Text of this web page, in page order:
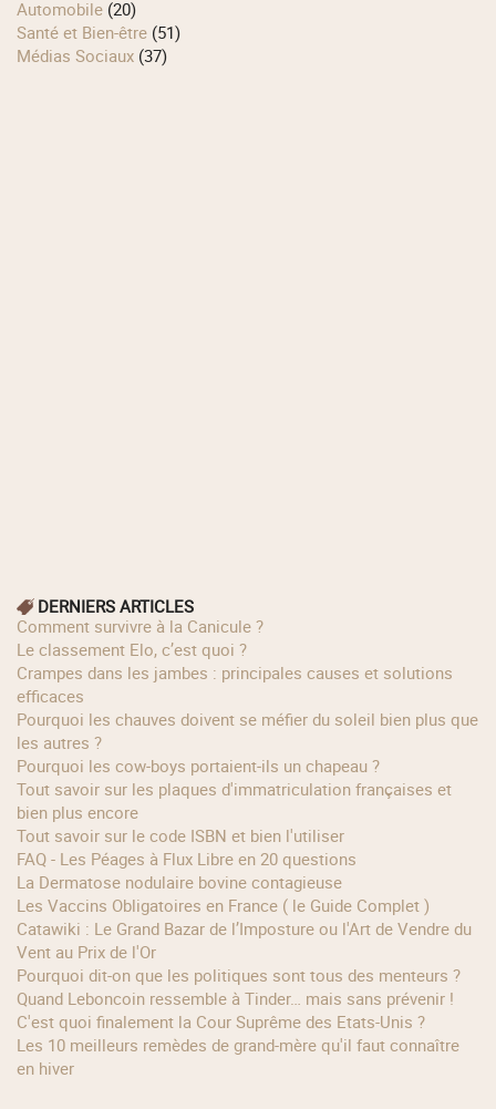
Automobile (20)
Santé et Bien-être (51)
Médias Sociaux (37)
DERNIERS ARTICLES
Comment survivre à la Canicule ?
Le classement Elo, c’est quoi ?
Crampes dans les jambes : principales causes et solutions
efficaces
Pourquoi les chauves doivent se méfier du soleil bien plus que
les autres ?
Pourquoi les cow‑boys portaient‑ils un chapeau ?
Tout savoir sur les plaques d'immatriculation françaises et
bien plus encore
Tout savoir sur le code ISBN et bien l'utiliser
FAQ - Les Péages à Flux Libre en 20 questions
La Dermatose nodulaire bovine contagieuse
Les Vaccins Obligatoires en France ( le Guide Complet )
Catawiki : Le Grand Bazar de l’Imposture ou l'Art de Vendre du
Vent au Prix de l'Or
Pourquoi dit-on que les politiques sont tous des menteurs ?
Quand Leboncoin ressemble à Tinder… mais sans prévenir !
C'est quoi finalement la Cour Suprême des Etats-Unis ?
Les 10 meilleurs remèdes de grand-mère qu'il faut connaître
en hiver